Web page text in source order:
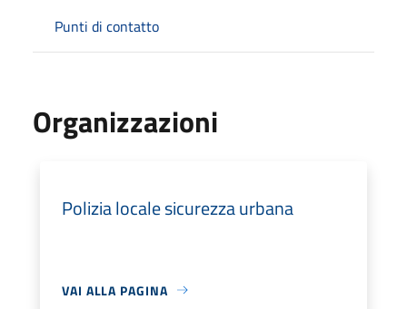
Punti di contatto
Organizzazioni
Polizia locale sicurezza urbana
VAI ALLA PAGINA